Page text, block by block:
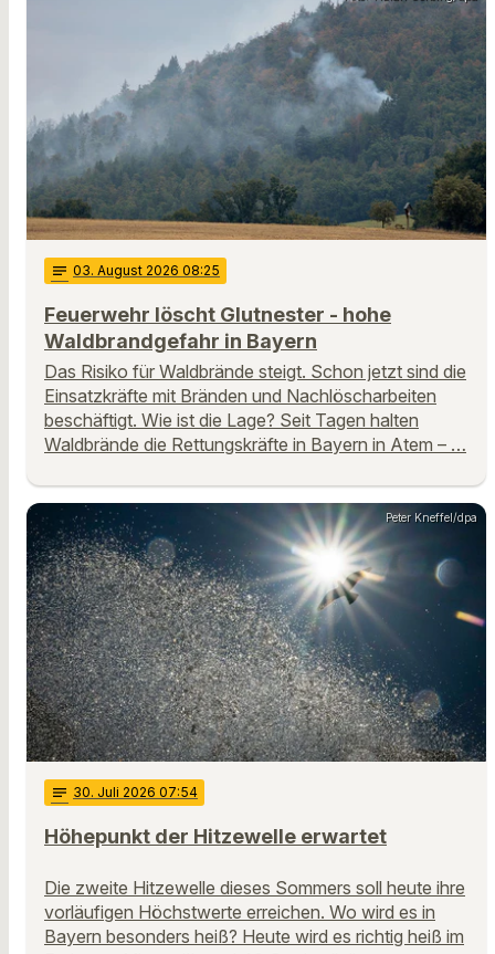
notes 03. August 2026 08:25
Feuerwehr löscht Glutnester - hohe
Waldbrandgefahr in Bayern
Das Risiko für Waldbrände steigt. Schon jetzt sind die
Einsatzkräfte mit Bränden und Nachlöscharbeiten
beschäftigt. Wie ist die Lage? Seit Tagen halten
Waldbrände die Rettungskräfte in Bayern in Atem – …
Peter Kneffel/dpa
notes 30. Juli 2026 07:54
Höhepunkt der Hitzewelle erwartet
Die zweite Hitzewelle dieses Sommers soll heute ihre
vorläufigen Höchstwerte erreichen. Wo wird es in
Bayern besonders heiß? Heute wird es richtig heiß im